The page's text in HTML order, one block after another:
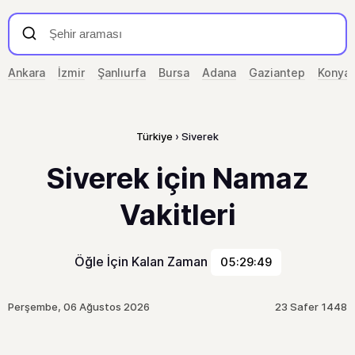
Ankara İzmir Şanlıurfa Bursa Adana Gaziantep Konya
Türkiye Siverek
Siverek için Namaz
Vakitleri
Öğle İçin Kalan Zaman 05:29:49
Perşembe, 06 Ağustos 2026 23 Safer 1448